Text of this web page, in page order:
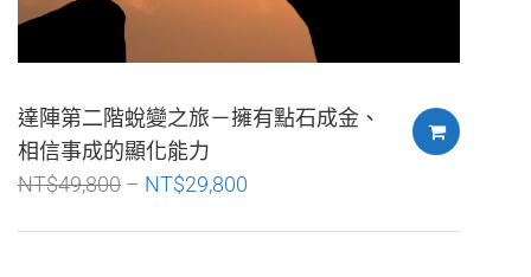
達陣第二階蛻變之旅－擁有點石成金、
相信事成的顯化能力
NT$49,800 NT$29,800